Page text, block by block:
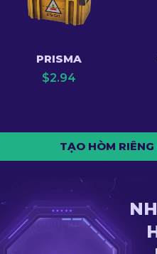
PRISMA
$2.94
TẠO HÒM